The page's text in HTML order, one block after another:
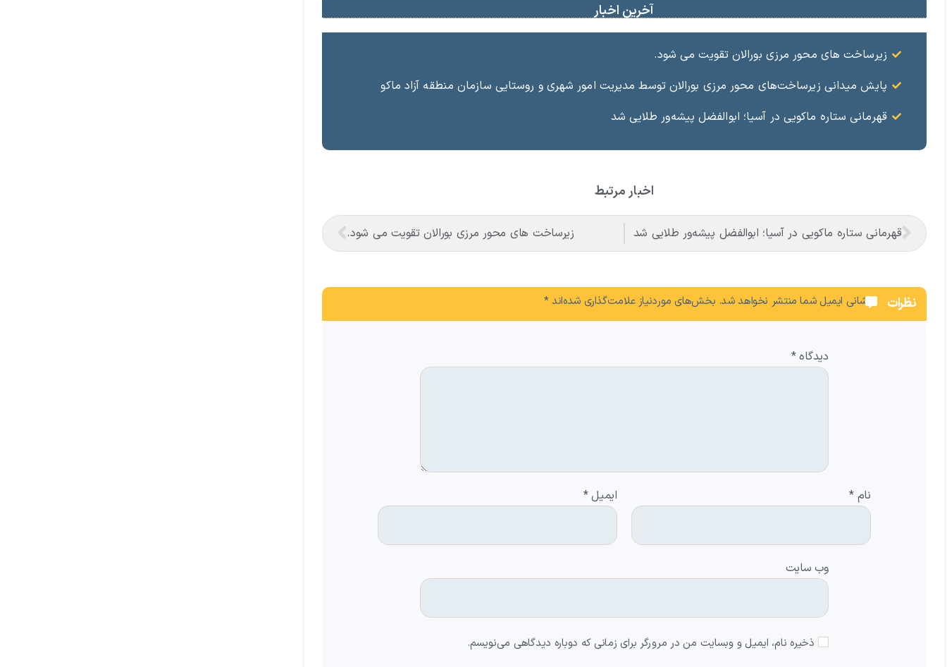
آخرین اخبار
زیرساخت های محور مرزی بورالان تقویت می شود.
پایش میدانی زیرساخت‌های محور مرزی بورالان توسط مدیریت امور شهری و روستایی سازمان منطقه آزاد ماکو ‌
قهرمانی ستاره ماکویی در آسیا؛ ابوالفضل پیشه‌ور طلایی شد
اخبار مرتبط
قهرمانی ستاره ماکویی در آسیا؛ ابوالفضل پیشه‌ور طلایی شد زیرساخت های محور مرزی بورالان تقویت می شود.
نظرات نشانی ایمیل شما منتشر نخواهد شد. بخش‌های موردنیاز علامت‌گذاری شده‌اند*
دیدگاه*
نام* ایمیل*
وب‌ سایت
ذخیره نام، ایمیل و وبسایت من در مرورگر برای زمانی که دوباره دیدگاهی می‌نویسم.